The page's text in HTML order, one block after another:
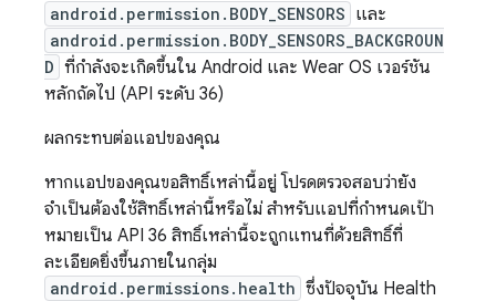
android.permission.BODY_SENSORS และ
android.permission.BODY_SENSORS_BACKGROUN
D ที่กำลังจะเกิดขึ้นใน Android และ Wear OS เวอร์ชัน
หลักถัดไป (API ระดับ 36)
ผลกระทบต่อแอปของคุณ
หากแอปของคุณขอสิทธิ์เหล่านี้อยู่ โปรดตรวจสอบว่ายัง
จำเป็นต้องใช้สิทธิ์เหล่านี้หรือไม่ สำหรับแอปที่กำหนดเป้า
หมายเป็น API 36 สิทธิ์เหล่านี้จะถูกแทนที่ด้วยสิทธิ์ที่
ละเอียดยิ่งขึ้นภายในกลุ่ม
android.permissions.health ซึ่งปัจจุบัน Health